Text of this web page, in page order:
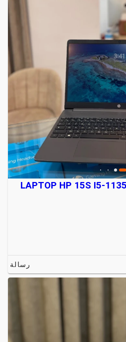
LAPTOP HP 15S I5-
رسالة